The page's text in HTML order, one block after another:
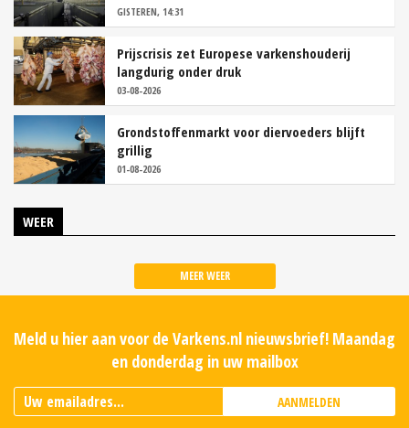
GISTEREN, 14:31
Prijscrisis zet Europese varkenshouderij
langdurig onder druk
03-08-2026
Grondstoffenmarkt voor diervoeders blijft
grillig
01-08-2026
WEER
MEER WEER
Meld u hier aan voor de Varkens.nl nieuwsbrief! Maandag
en donderdag in uw mailbox
AANMELDEN